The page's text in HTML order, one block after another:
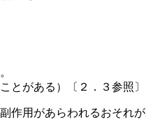
とがある）〔２．３参照〕
用があらわれるおそれが